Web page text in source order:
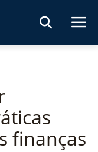
finanças